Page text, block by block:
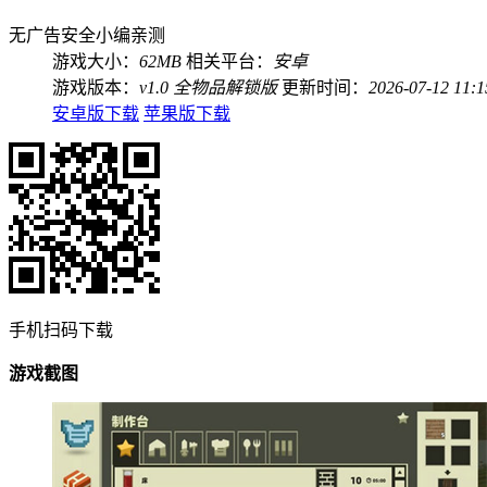
无广告安全小编亲测
游戏大小： 62MB 相关平台：
安卓
游戏版本： v1.0 全物品解锁版 更新时间： 2026-07-12
安卓版下载 苹果版下载
手机扫码下载
游戏截图